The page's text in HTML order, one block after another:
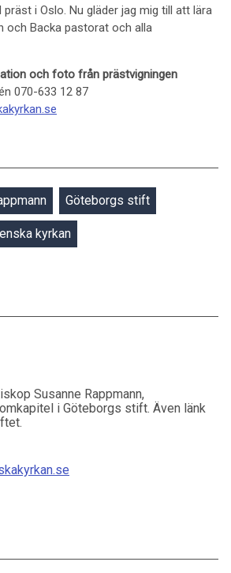
i Oslo. Nu gläder jag mig till att lära
och Backa pastorat och alla
och foto från prästvigningen
070-633 12 87
Göteborgs stift
kyrkan
Susanne Rappmann,
i Göteborgs stift. Även länk